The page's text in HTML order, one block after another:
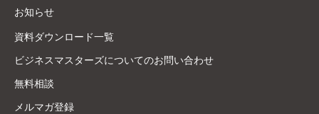
お知らせ
資料ダウンロード一覧
ビジネスマスターズについてのお問い合わせ
無料相談
メルマガ登録